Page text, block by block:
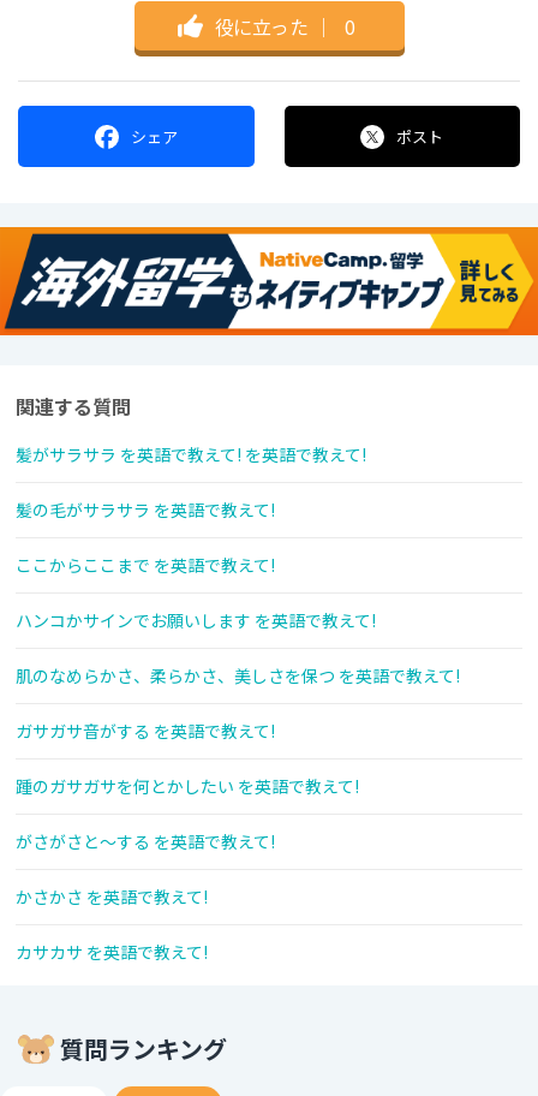
役に立った ｜ 0
シェア ポスト
関連する質問
髪がサラサラ を英語で教えて! を英語で教えて!
髪の毛がサラサラ を英語で教えて!
ここからここまで を英語で教えて!
ハンコかサインでお願いします を英語で教えて!
肌のなめらかさ、柔らかさ、美しさを保つ を英語で教えて!
ガサガサ音がする を英語で教えて!
踵のガサガサを何とかしたい を英語で教えて!
がさがさと～する を英語で教えて!
かさかさ を英語で教えて!
カサカサ を英語で教えて!
質問ランキング